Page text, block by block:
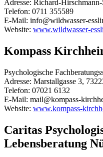
Adresse: Richard-
Telefon: 0711 355589
E-Mail: info@wildwasser-
Website: www.wildwasser-
Kompass
Psychologische
Adresse: Marstallgasse 3,
Telefon: 07021 6132
E-Mail: mail@kompass-
Website: www.kompass-
Caritas
Lebensberatung